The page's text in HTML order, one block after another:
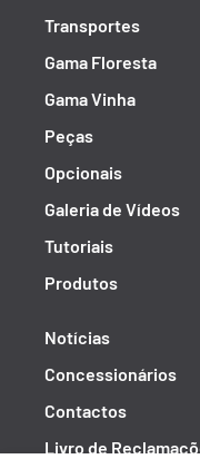
Transportes
Gama Floresta
Gama Vinha
Peças
Opcionais
Galeria de Vídeos
Tutoriais
Produtos
Notícias
Concessionários
Contactos
Livro de